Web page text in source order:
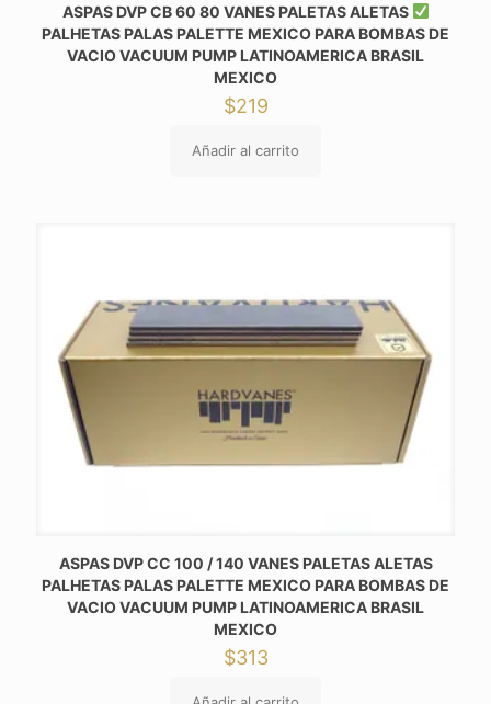
ASPAS DVP CB 60 80 VANES PALETAS ALETAS
PALHETAS PALAS PALETTE MEXICO PARA BOMBAS DE
VACIO VACUUM PUMP LATINOAMERICA BRASIL
MEXICO
$219
Añadir al carrito
ASPAS DVP CC 100 / 140 VANES PALETAS ALETAS
PALHETAS PALAS PALETTE MEXICO PARA BOMBAS DE
VACIO VACUUM PUMP LATINOAMERICA BRASIL
MEXICO
$313